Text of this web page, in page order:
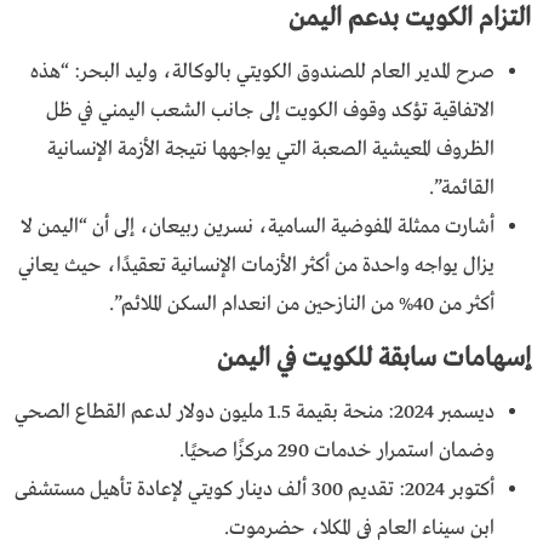
التزام الكويت بدعم اليمن
صرح المدير العام للصندوق الكويتي بالوكالة، وليد البحر: “هذه
الاتفاقية تؤكد وقوف الكويت إلى جانب الشعب اليمني في ظل
الظروف المعيشية الصعبة التي يواجهها نتيجة الأزمة الإنسانية
القائمة”.
أشارت ممثلة المفوضية السامية، نسرين ربيعان، إلى أن “اليمن لا
يزال يواجه واحدة من أكثر الأزمات الإنسانية تعقيدًا، حيث يعاني
أكثر من 40% من النازحين من انعدام السكن الملائم”.
إسهامات سابقة للكويت في اليمن
ديسمبر 2024: منحة بقيمة 1.5 مليون دولار لدعم القطاع الصحي
وضمان استمرار خدمات 290 مركزًا صحيًا.
أكتوبر 2024: تقديم 300 ألف دينار كويتي لإعادة تأهيل مستشفى
ابن سيناء العام في المكلا، حضرموت.